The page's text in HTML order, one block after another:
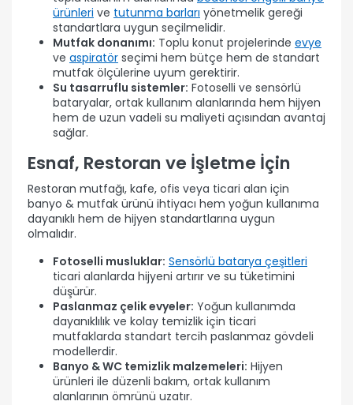
ürünleri ve tutunma barları yönetmelik gereği
standartlara uygun seçilmelidir.
Mutfak donanımı: Toplu konut projelerinde evye
ve aspiratör seçimi hem bütçe hem de standart
mutfak ölçülerine uyum gerektirir.
Su tasarruflu sistemler: Fotoselli ve sensörlü
bataryalar, ortak kullanım alanlarında hem hijyen
hem de uzun vadeli su maliyeti açısından avantaj
sağlar.
Esnaf, Restoran ve İşletme İçin
Restoran mutfağı, kafe, ofis veya ticari alan için
banyo & mutfak ürünü ihtiyacı hem yoğun kullanıma
dayanıklı hem de hijyen standartlarına uygun
olmalıdır.
Fotoselli musluklar: Sensörlü batarya çeşitleri
ticari alanlarda hijyeni artırır ve su tüketimini
düşürür.
Paslanmaz çelik evyeler: Yoğun kullanımda
dayanıklılık ve kolay temizlik için ticari
mutfaklarda standart tercih paslanmaz gövdeli
modellerdir.
Banyo & WC temizlik malzemeleri: Hijyen
ürünleri ile düzenli bakım, ortak kullanım
alanlarının ömrünü uzatır.